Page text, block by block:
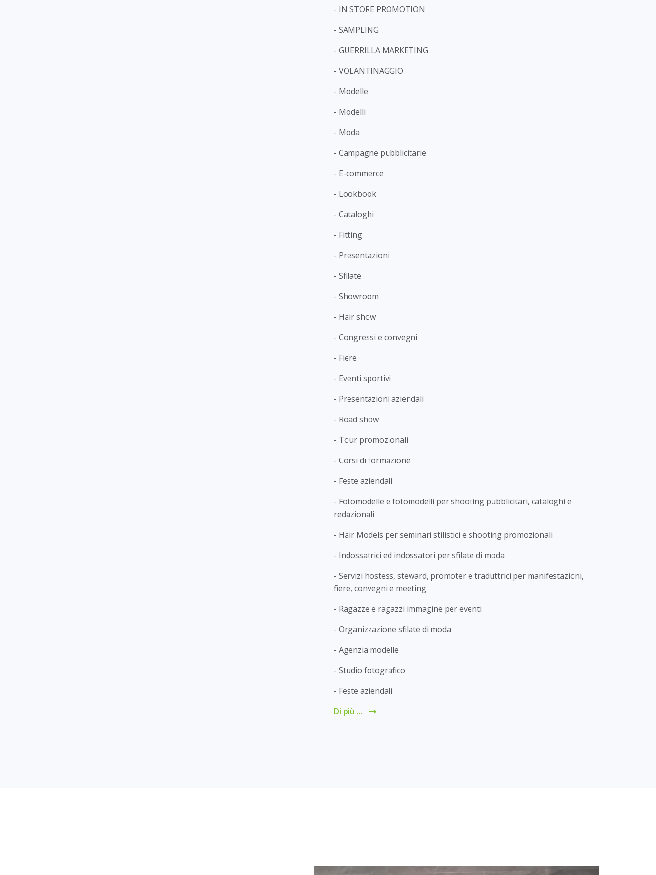
- IN STORE PROMOTION
- SAMPLING
- GUERRILLA MARKETING
- VOLANTINAGGIO
- Modelle
- Modelli
- Moda
- Campagne pubblicitarie
- E-commerce
- Lookbook
- Cataloghi
- Fitting
- Presentazioni
- Sfilate
- Showroom
- Hair show
- Congressi e convegni
- Fiere
- Eventi sportivi
- Presentazioni aziendali
- Road show
- Tour promozionali
- Corsi di formazione
- Feste aziendali
- Fotomodelle e fotomodelli per shooting pubblicitari, cataloghi e
redazionali
- Hair Models per seminari stilistici e shooting promozionali
- Indossatrici ed indossatori per sfilate di moda
- Servizi hostess, steward, promoter e traduttrici per manifestazioni,
fiere, convegni e meeting
- Ragazze e ragazzi immagine per eventi
- Organizzazione sfilate di moda
- Agenzia modelle
- Studio fotografico
- Feste aziendali
Di più ...